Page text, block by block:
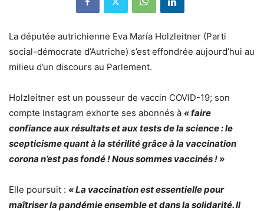
La députée autrichienne Eva María Holzleitner (Parti
social-démocrate d’Autriche) s’est effondrée aujourd’hui au
milieu d’un discours au Parlement.
Holzleitner est un pousseur de vaccin COVID-19; son
compte Instagram exhorte ses abonnés à « faire
confiance aux résultats et aux tests de la science : le
scepticisme quant à la stérilité grâce à la vaccination
corona n’est pas fondé ! Nous sommes vaccinés ! »
Elle poursuit : « La vaccination est essentielle pour
maîtriser la pandémie ensemble et dans la solidarité. Il